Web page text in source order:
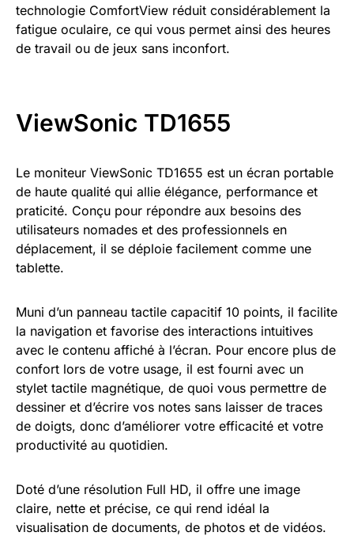
technologie ComfortView réduit considérablement la
fatigue oculaire, ce qui vous permet ainsi des heures
de travail ou de jeux sans inconfort.
ViewSonic TD1655
Le moniteur ViewSonic TD1655 est un écran portable
de haute qualité qui allie élégance, performance et
praticité. Conçu pour répondre aux besoins des
utilisateurs nomades et des professionnels en
déplacement, il se déploie facilement comme une
tablette.
Muni d’un panneau tactile capacitif 10 points, il facilite
la navigation et favorise des interactions intuitives
avec le contenu affiché à l’écran. Pour encore plus de
confort lors de votre usage, il est fourni avec un
stylet tactile magnétique, de quoi vous permettre de
dessiner et d’écrire vos notes sans laisser de traces
de doigts, donc d’améliorer votre efficacité et votre
productivité au quotidien.
Doté d’une résolution Full HD, il offre une image
claire, nette et précise, ce qui rend idéal la
visualisation de documents, de photos et de vidéos.